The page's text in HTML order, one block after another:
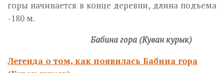
горы начинается в конце деревни, длина подъема
-180 м.
Бабина гора (Куван курык)
Легенда о том, как появилась Бабина гора